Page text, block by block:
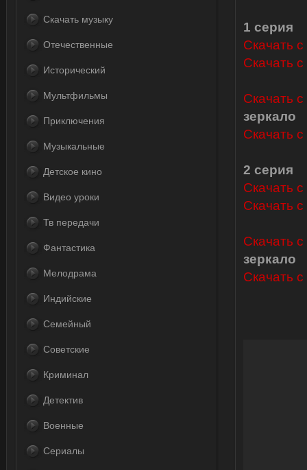
1 серия
Скачать
Скачать
Скачать
зеркало
Скачать
2 серия
Скачать
Скачать
Скачать
зеркало
Скачать
Скачать музыку
Отечественные
Исторический
Мультфильмы
Приключения
Музыкальные
Детское кино
Видео уроки
Тв передачи
Фантастика
Мелодрама
Индийские
Семейный
Советские
Криминал
Детектив
Военные
Сериалы